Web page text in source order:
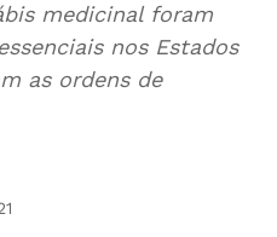
medicinal foram
nos Estados
as ordens de